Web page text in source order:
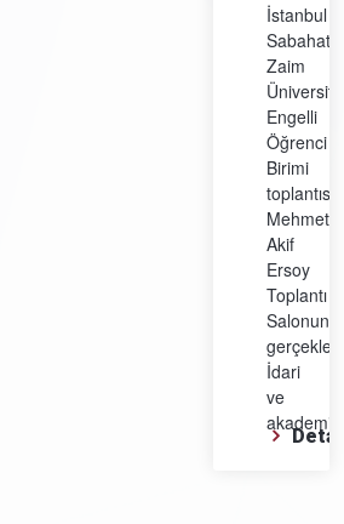
İstanbul
Sabahattin
Zaim
Üniversitesi
Engelli
Öğrenci
Birimi
toplantısı,
Mehmet
Akif
Ersoy
Toplantı
Salonunda
gerçekleşti.
İdari
ve
akademik...
Detay